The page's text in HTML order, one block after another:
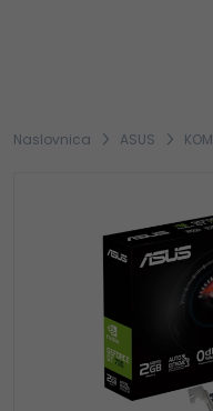
Naslovnica ASUS